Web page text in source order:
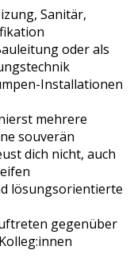
Sanitär,
oder als
Installationen
mehrere
souverän
dich nicht, auch
lösungsorientierte
gegenüber